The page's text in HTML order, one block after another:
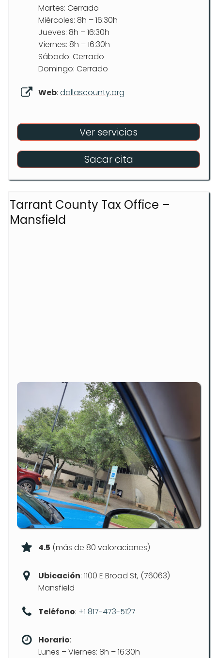
Martes: Cerrado
Miércoles: 8h – 16:30h
Jueves: 8h – 16:30h
Viernes: 8h – 16:30h
Sábado: Cerrado
Domingo: Cerrado
Web: dallascounty.org
Ver servicios
Sacar cita
Tarrant County Tax Office –
Mansfield
4.5 (más de 80 valoraciones)
Ubicación: 1100 E Broad St, (76063)
Mansfield
Teléfono: +1 817-473-5127
Horario:
Lunes – Viernes: 8h – 16:30h